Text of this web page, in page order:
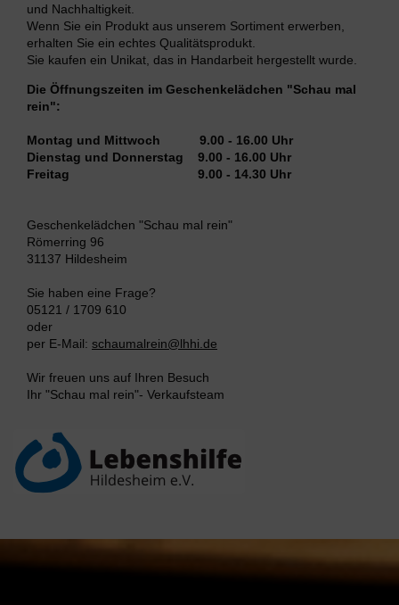
und Nachhaltigkeit.
Wenn Sie ein Produkt aus unserem Sortiment erwerben,
erhalten Sie ein echtes Qualitätsprodukt.
Sie kaufen ein Unikat, das in Handarbeit hergestellt wurde.
Die Öffnungszeiten im Geschenkelädchen "Schau mal
rein":
Montag und Mittwoch 9.00 - 16.00 Uhr
Dienstag und Donnerstag 9.00 - 16.00 Uhr
Freitag 9.00 - 14.30 Uhr
Geschenkelädchen "Schau mal rein"
Römerring 96
31137 Hildesheim
Sie haben eine Frage?
05121 / 1709 610
oder
per E-Mail: schaumalrein@lhhi.de
Wir freuen uns auf Ihren Besuch
Ihr "Schau mal rein"- Verkaufsteam